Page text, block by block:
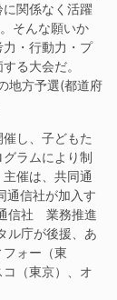
関係なく活躍
そんな願いか
・行動力・プ
る大会だ。
地方予選(都道府
し、子どもた
ラムにより制
催は、共同通
通信社が加入す
信社 業務推進
ル庁が後援、あ
ォー（東
（東京）、オ